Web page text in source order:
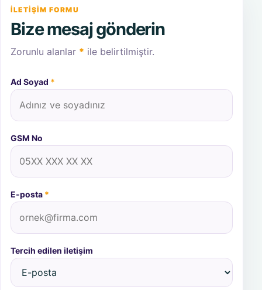
Web sitesi
İLETIŞIM FORMU
Bize mesaj gönderin
Zorunlu alanlar * ile belirtilmiştir.
Ad Soyad *
GSM No
E-posta *
Tercih edilen iletişim